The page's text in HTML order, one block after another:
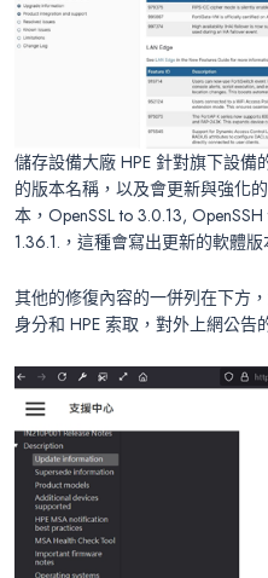
儲存設備大廠 HPE 針對旗下設
的版本名稱，以及會更新與強化
本，OpenSSL to 3.0.13,
1.36.1.，這種會寫出更新的軟體版
其他的修復內容的一併列在下方
身分和 HPE 索取，對外上網公告